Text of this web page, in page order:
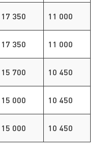
17 350 11 000
17 350 11 000
15 700 10 450
15 000 10 450
15 000 10 450